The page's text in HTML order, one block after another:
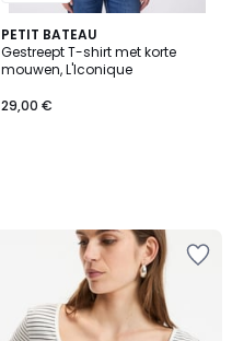
PETIT BATEAU
Gestreept T-shirt met korte
mouwen, L'Iconique
29,00 €